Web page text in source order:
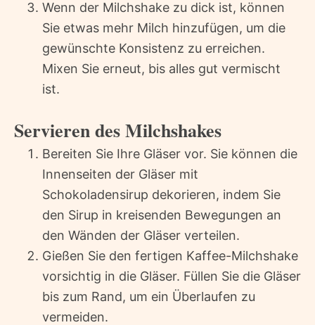
Wenn der Milchshake zu dick ist, können
Sie etwas mehr Milch hinzufügen, um die
gewünschte Konsistenz zu erreichen.
Mixen Sie erneut, bis alles gut vermischt
ist.
Servieren des Milchshakes
Bereiten Sie Ihre Gläser vor. Sie können die
Innenseiten der Gläser mit
Schokoladensirup dekorieren, indem Sie
den Sirup in kreisenden Bewegungen an
den Wänden der Gläser verteilen.
Gießen Sie den fertigen Kaffee-Milchshake
vorsichtig in die Gläser. Füllen Sie die Gläser
bis zum Rand, um ein Überlaufen zu
vermeiden.